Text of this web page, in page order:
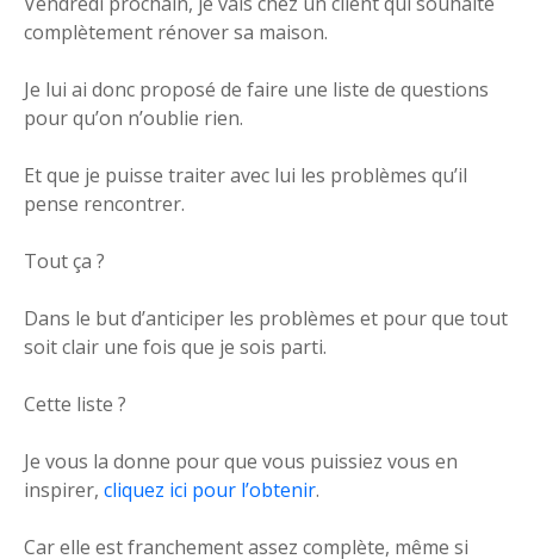
complètement rénover sa maison.
Je lui ai donc proposé de faire une liste de questions
pour qu’on n’oublie rien.
Et que je puisse traiter avec lui les problèmes qu’il
pense rencontrer.
Tout ça ?
Dans le but d’anticiper les problèmes et pour que tout
soit clair une fois que je sois parti.
Cette liste ?
Je vous la donne pour que vous puissiez vous en
inspirer, cliquez ici pour l’obtenir.
Car elle est franchement assez complète, même si